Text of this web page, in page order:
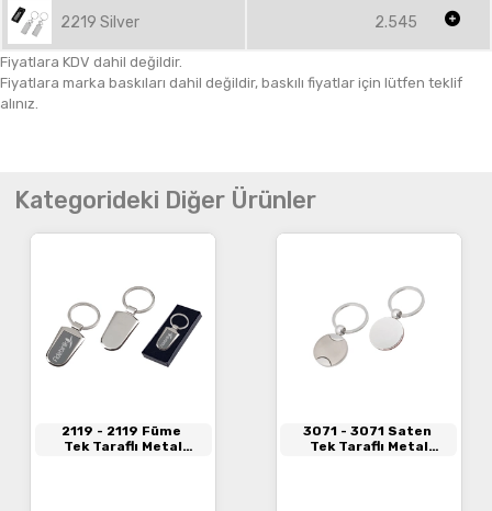
2219 Silver 2.545
Fiyatlara KDV dahil değildir.
Fiyatlara marka baskıları dahil değildir, baskılı fiyatlar için lütfen teklif
alınız.
Kategorideki Diğer Ürünler
2119 - 2119 Füme
Tek Taraflı Metal
3071 - 3071 Saten
Tek Taraflı Metal